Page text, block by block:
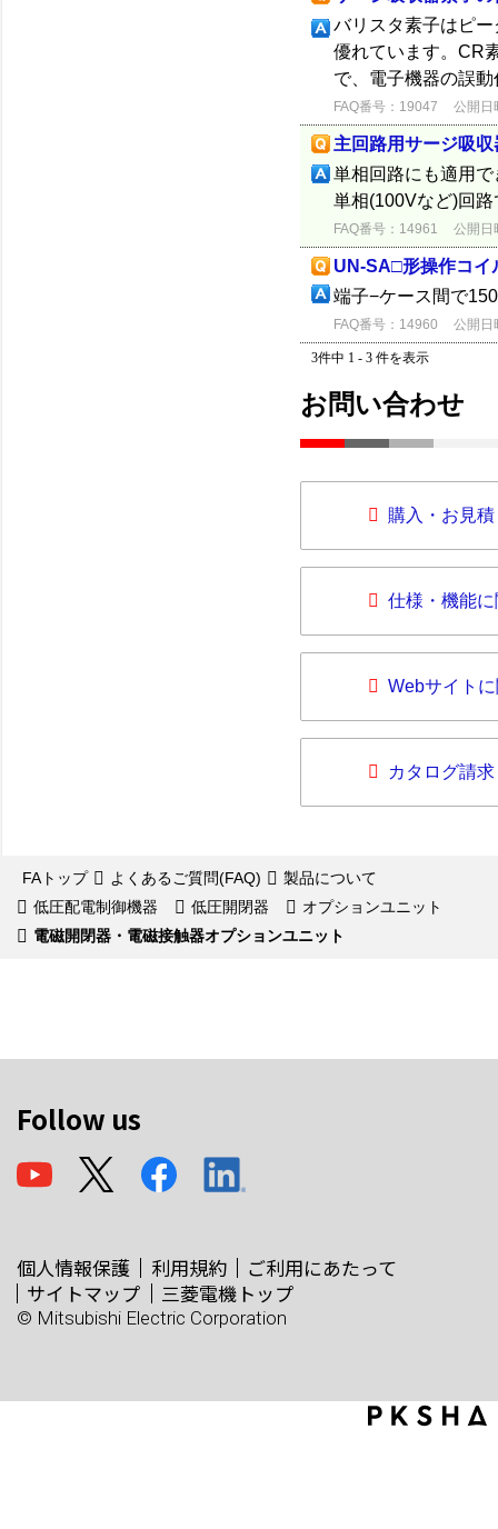
バリスタ素子はピ
優れています。CR
で、電子機器の誤
FAQ番号：19047 公開日
主回路用サージ吸
単相回路にも適用
単相(100Vなど)回
FAQ番号：14961 公開日
UN-SA□形操作コイ
端子−ケース間で
FAQ番号：14960 公開日
3件中 1 - 3 件を表示
お問い合わせ
購入・お見
仕様・機能
Webサイト
カタログ請求
FAトップ よくあるご質問(FAQ)
製品について
低圧配電制御機器
低圧開閉器
オプションユニット
電磁開閉器・電磁接触器オプションユニット
Follow us
個人情報保護 利用規約
ご利用にあたって
サイトマップ
三菱電機トップ
© Mitsubishi Electric Corporation